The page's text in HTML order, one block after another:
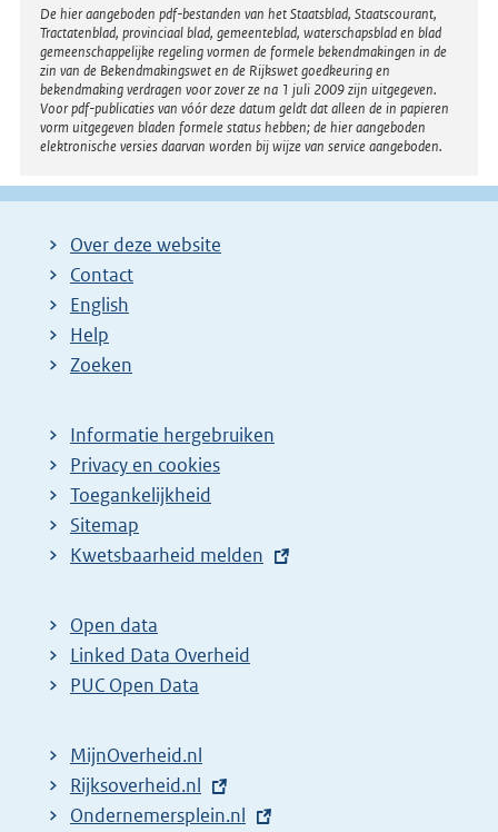
Disclaimer
De hier aangeboden pdf-bestanden van het Staatsblad, Staatscourant,
Tractatenblad, provinciaal blad, gemeenteblad, waterschapsblad en blad
gemeenschappelijke regeling vormen de formele bekendmakingen in de
zin van de Bekendmakingswet en de Rijkswet goedkeuring en
bekendmaking verdragen voor zover ze na 1 juli 2009 zijn uitgegeven.
Voor pdf-publicaties van vóór deze datum geldt dat alleen de in papieren
vorm uitgegeven bladen formele status hebben; de hier aangeboden
elektronische versies daarvan worden bij wijze van service aangeboden.
Over deze website
Contact
English
Help
Zoeken
Informatie hergebruiken
Privacy en cookies
Toegankelijkheid
Sitemap
E
t
e
r
l
i
n
Kwetsbaarheid melden
Open data
Linked Data Overheid
PUC Open Data
MijnOverheid.nl
E
x
Rijksoverheid.nl
E
Ondernemersplein.nl